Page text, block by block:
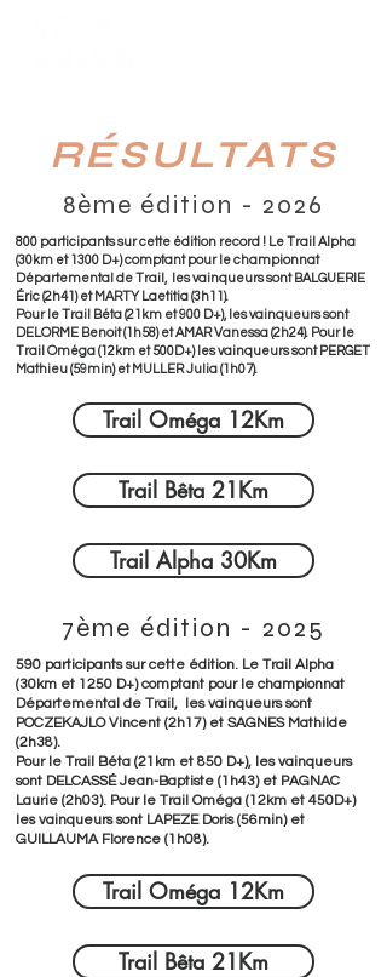
RÉSULTATS
8ème édition - 2026
800 participants sur cette édition record ! Le Trail Alpha
(30km et 1300 D+) comptant pour le championnat
Départemental de Trail, les vainqueurs sont BALGUERIE
Éric (2h41) et MARTY Laetitia (3h11).
Pour le Trail Béta (21km et 900 D+), les vainqueurs sont
DELORME Benoit (1h58) et AMAR Vanessa (2h24). Pour le
Trail Oméga (12km et 500D+) les vainqueurs sont PERGET
Mathieu (59min) et MULLER Julia (1h07).
Trail Oméga 12Km
Trail Bêta 21Km
Trail Alpha 30Km
7ème édition - 2025
590 participants sur cette édition. Le Trail Alpha
(30km et 1250 D+) comptant pour le championnat
Départemental de Trail, les vainqueurs sont
POCZEKAJLO Vincent (2h17) et SAGNES Mathilde
(2h38).
Pour le Trail Béta (21km et 850 D+), les vainqueurs
sont DELCASSÉ Jean-Baptiste (1h43) et PAGNAC
Laurie (2h03). Pour le Trail Oméga (12km et 450D+)
les vainqueurs sont LAPEZE Doris (56min) et
GUILLAUMA Florence (1h08).
Trail Oméga 12Km
Trail Bêta 21Km